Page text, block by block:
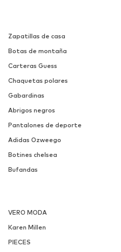
Zapatillas de casa
Botas de montaña
Carteras Guess
Chaquetas polares
Gabardinas
Abrigos negros
Pantalones de deporte
Adidas Ozweego
Botines chelsea
Bufandas
VERO MODA
Karen Millen
PIECES